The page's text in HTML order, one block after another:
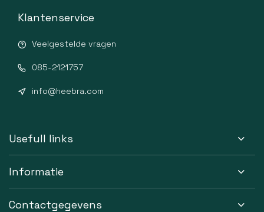
Klantenservice
Veelgestelde vragen
085-2121757
info@heebra.com
Usefull links
Informatie
Contactgegevens